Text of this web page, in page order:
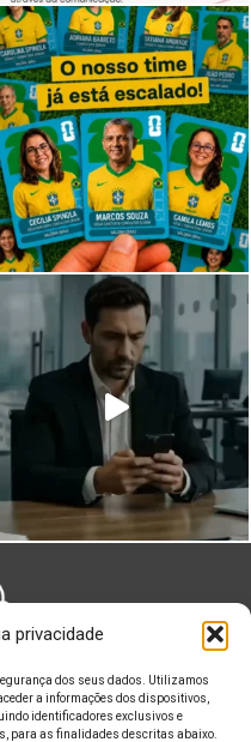
privacidade
dos seus dados. Utilizamos
a informações dos dispositivos,
identificadores exclusivos e
para as finalidades descritas abaixo.